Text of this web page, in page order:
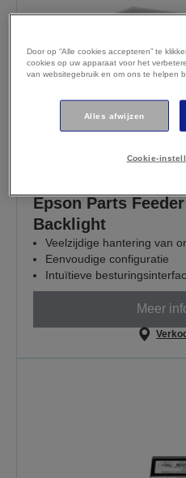
Epson Parts
Backlight
Veelzijdige hantering van
Eenvoudige configuratie
Intuïtieve
Meer
Door op “Alle cookies accepteren” te
cookies op uw apparaat voor het
van websitegebruik en om ons te helpen
Alles afwijzen
Cookie-